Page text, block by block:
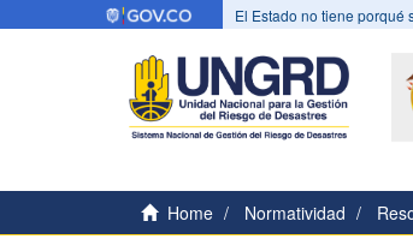
El Estado no tiene porqué
Home
Normatividad